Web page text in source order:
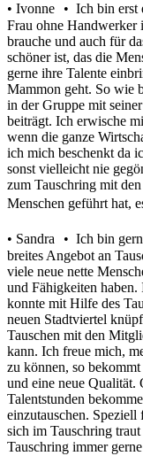
• Ivonne • Ich bin erst
Frau ohne
brauche und auch für
schöner ist, das die
gerne ihre Talente
Mammon geht. So wie
in der Gruppe mit
beiträgt. Ich erwische
wenn die ganze
ich mich beschenkt da
sonst vielleicht nie
zum Tauschring mit
Menschen geführt hat,
• Sandra • Ich bin
breites Angebot an
viele neue nette
und Fähigkeiten haben.
konnte mit Hilfe des
neuen Stadtviertel
Tauschen mit den
kann. Ich freue mich,
zu können, so
und eine neue Qualität.
Talentstunden
einzutauschen.
sich im Tauschring
Tauschring immer